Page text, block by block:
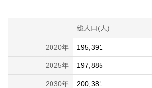
総人口(人)
2020年 195,391
2025年 197,885
2030年 200,381